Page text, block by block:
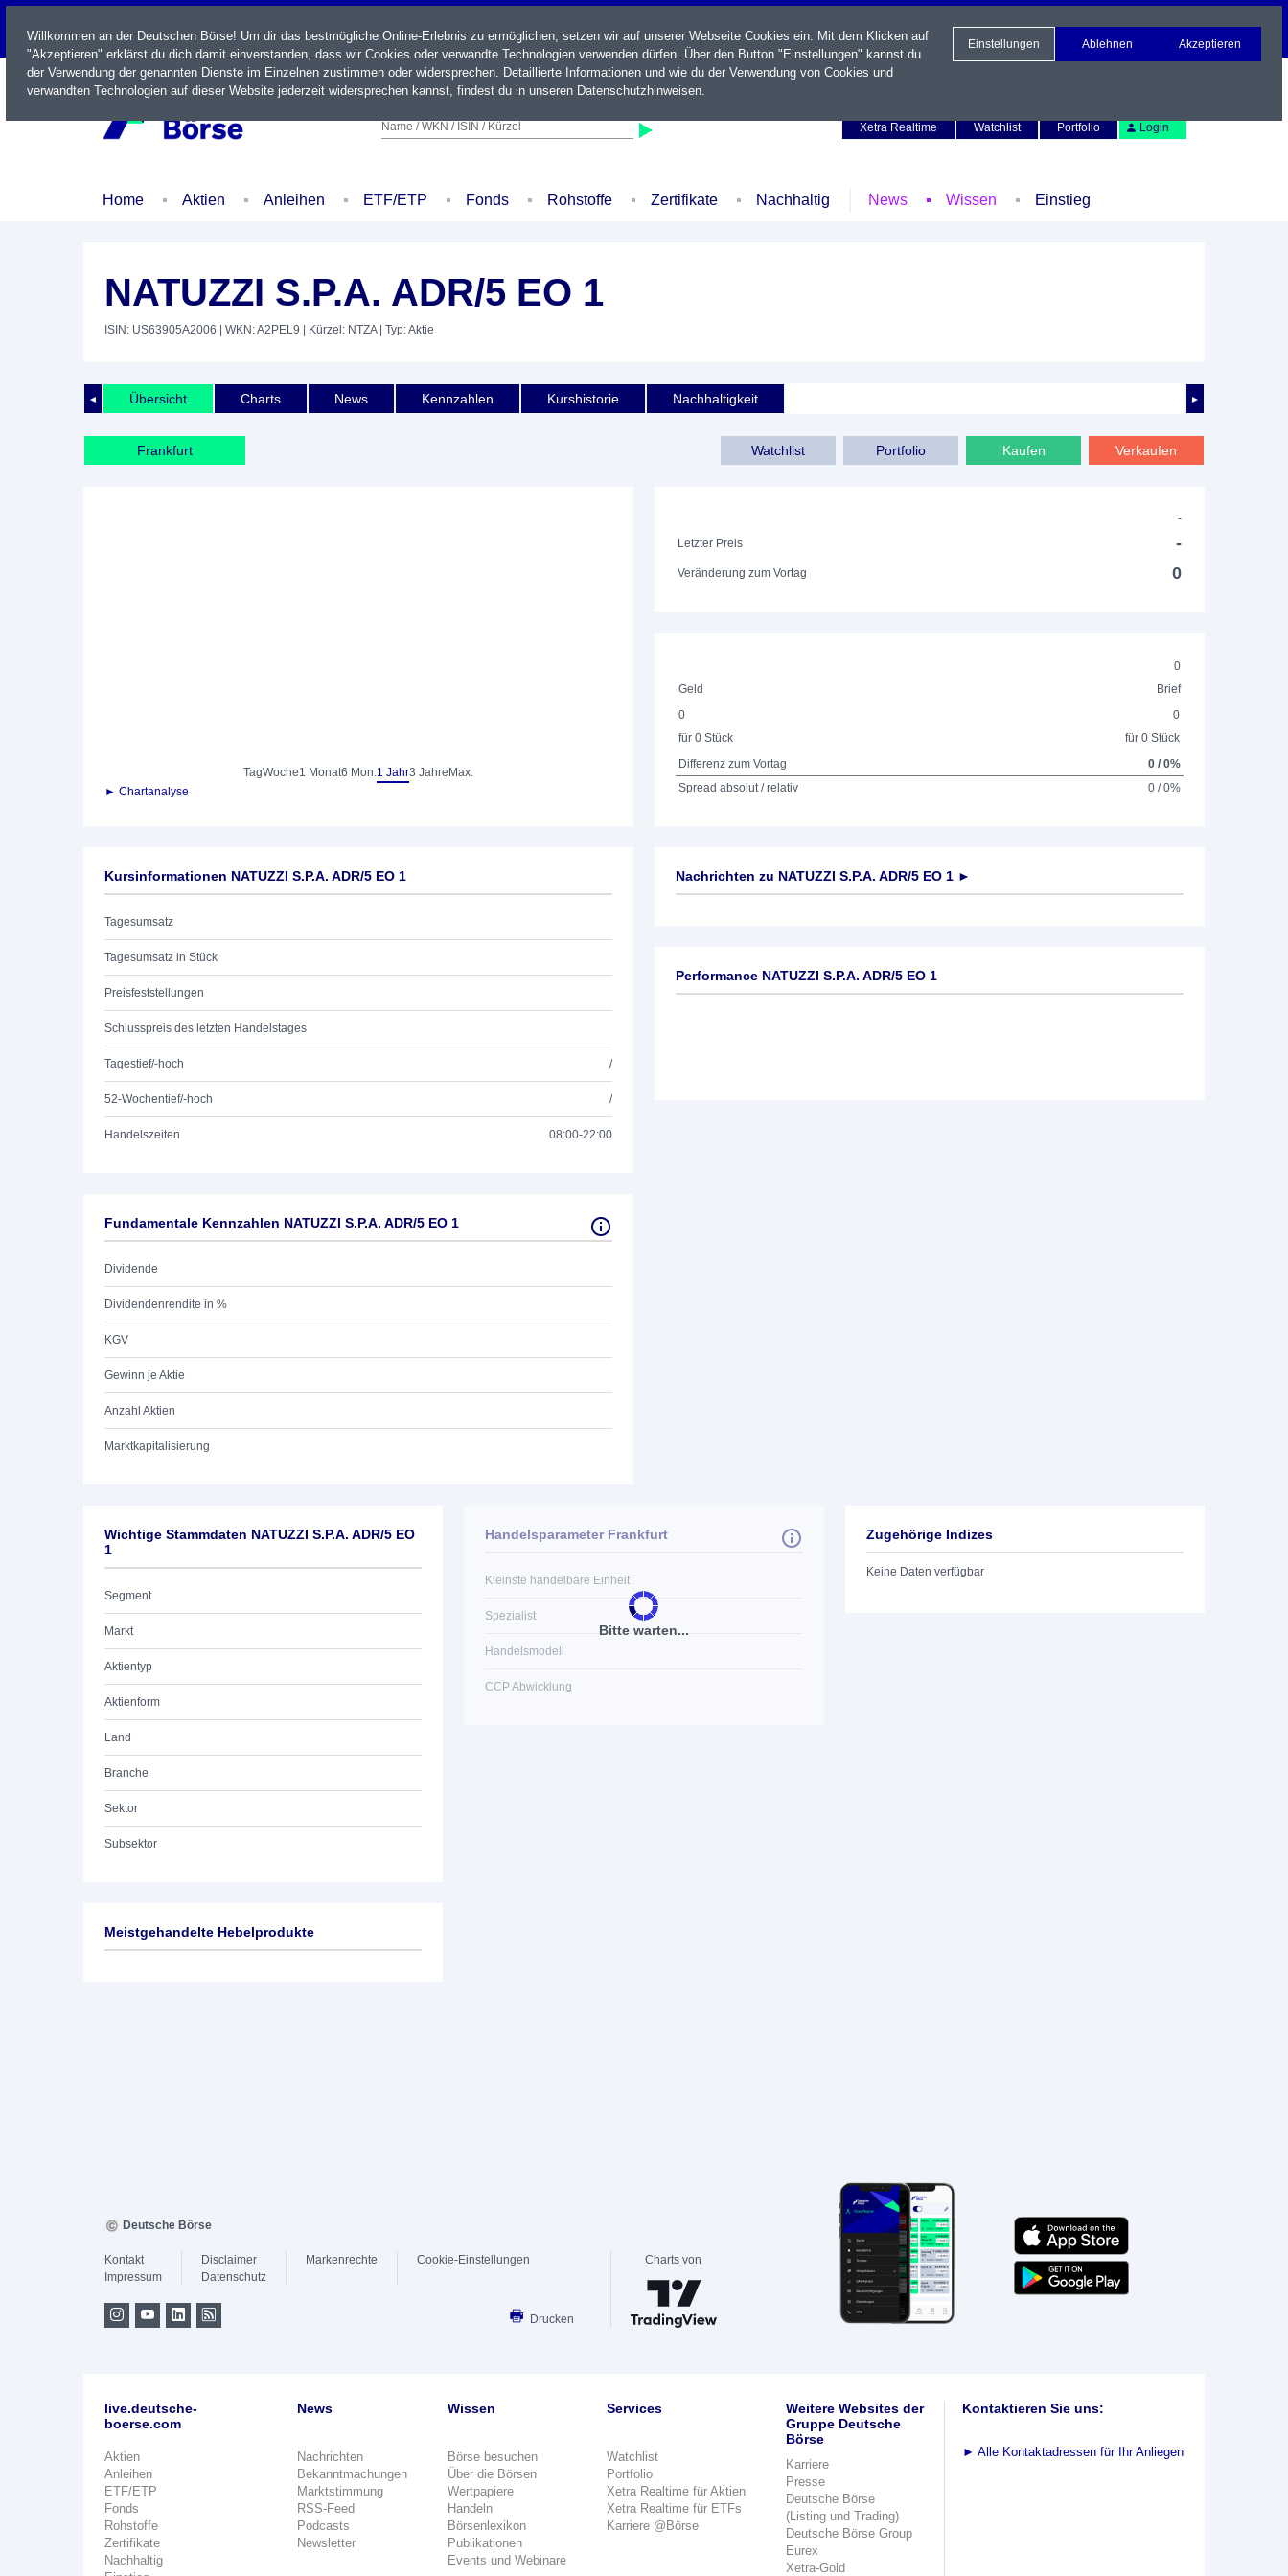
LIVE
Name / WKN / ISIN / Kürzel
Xetra Realtime
Watchlist Portfolio Login
Home Aktien Anleihen ETF/ETP Fonds Rohstoffe Zertifikate Nachhaltig News Wissen Einstieg
NATUZZI S.P.A. ADR/5 EO 1
ISIN: US63905A2006 | WKN: A2PEL9 | Kürzel: NTZA| Typ: Aktie
◄ ►
Übersicht Charts News Kennzahlen Kurshistorie Nachhaltigkeit
Frankfurt Watchlist Portfolio Kaufen Verkaufen
TagWoche1 Monat6 Mon.1 Jahr3 Jahre Max.
► Chartanalyse
-
Letzter Preis
-
Veränderung zum Vortag 0
0
Geld
Brief
0
für 0 Stück
0
für 0 Stück
Differenz zum Vortag
0 / 0%
Spread absolut / relativ
0 / 0%
Kursinformationen NATUZZI S.P.A. ADR/5 EO 1
Tagesumsatz
Tagesumsatz in Stück
Preisfeststellungen
Schlusspreis des letzten Handelstages
Tagestief/-hoch /
52-Wochentief/-hoch /
Handelszeiten 08:00-22:00
Fundamentale Kennzahlen NATUZZI S.P.A. ADR/5 EO 1
Dividende
Dividendenrendite in %
KGV
Gewinn je Aktie
Anzahl Aktien
Marktkapitalisierung
Nachrichten zu NATUZZI S.P.A. ADR/5 EO 1 ►
Performance NATUZZI S.P.A. ADR/5 EO 1
Wichtige Stammdaten NATUZZI S.P.A. ADR/5 EO
1
Segment
Markt
Aktientyp
Aktienform
Land
Branche
Sektor
Subsektor
Bitte warten...
Handelsparameter Frankfurt
Kleinste handelbare Einheit
Spezialist
Handelsmodell
CCP Abwicklung
Zugehörige Indizes
Keine Daten verfügbar
Meistgehandelte Hebelprodukte
Willkommen an der Deutschen Börse! Um dir das bestmögliche Online-Erlebnis zu ermöglichen, setzen wir auf unserer Webseite Cookies ein. Mit dem Klicken auf
"Akzeptieren" erklärst du dich damit einverstanden, dass wir Cookies oder verwandte Technologien verwenden dürfen. Über den Button "Einstellungen" kannst du
der Verwendung der genannten Dienste im Einzelnen zustimmen oder widersprechen. Detaillierte Informationen und wie du der Verwendung von Cookies und
verwandten Technologien auf dieser Website jederzeit widersprechen kannst, findest du in unseren Datenschutzhinweisen.
Einstellungen Ablehnen Akzeptieren
Deutsche Börse
Kontakt
Impressum
Disclaimer
Datenschutz
Markenrechte Cookie-Einstellungen
Drucken
Charts von
live.deutsche-
boerse.com
Aktien
Anleihen
ETF/ETP
Fonds
Rohstoffe
Zertifikate
Nachhaltig
News
Nachrichten
Bekanntmachungen
Marktstimmung
RSS-Feed
Podcasts
Newsletter
Wissen
Börse besuchen
Über die Börsen
Wertpapiere
Handeln
Börsenlexikon
Publikationen
Events und Webinare
Services
Watchlist
Portfolio
Xetra Realtime für Aktien
Xetra Realtime für ETFs
Karriere @Börse
Weitere Websites der
Gruppe Deutsche
Börse
Karriere
Presse
Deutsche Börse
(Listing und Trading)
Deutsche Börse Group
Eurex
Xetra-Gold
Kontaktieren Sie uns:
► Alle Kontaktadressen für Ihr Anliegen